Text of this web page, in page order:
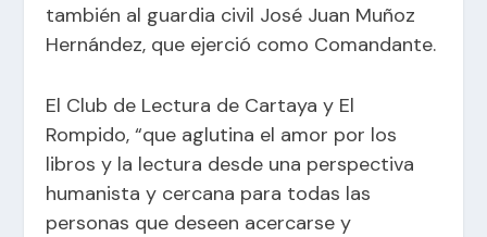
también al guardia civil José Juan Muñoz
Hernández, que ejerció como Comandante.
El Club de Lectura de Cartaya y El
Rompido, “que aglutina el amor por los
libros y la lectura desde una perspectiva
humanista y cercana para todas las
personas que deseen acercarse y